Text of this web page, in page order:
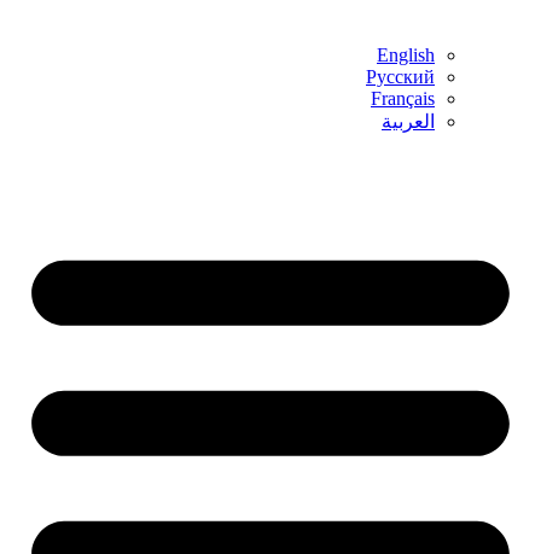
English
Русский
Français
العربية